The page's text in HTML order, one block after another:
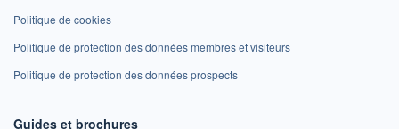
Politique de cookies
Politique de protection des données membres et visiteurs
Politique de protection des données prospects
Guides et brochures